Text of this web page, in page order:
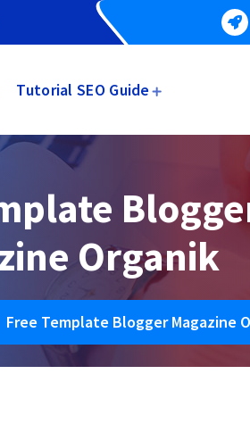
Tutorial SEO Guide
Organik
Free Template Blogger Magazine